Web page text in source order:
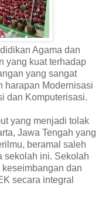
Agama dan
yang kuat terhadap
yang sangat
harapan Modernisasi
dan Komputerisasi.
yang menjadi tolak
Jawa Tengah yang
beramal saleh
sekolah ini. Sekolah
dan
secara integral